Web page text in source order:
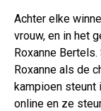
Achter elke
vrouw, en in het
Roxanne
Roxanne als de
kampioen steunt
online en ze